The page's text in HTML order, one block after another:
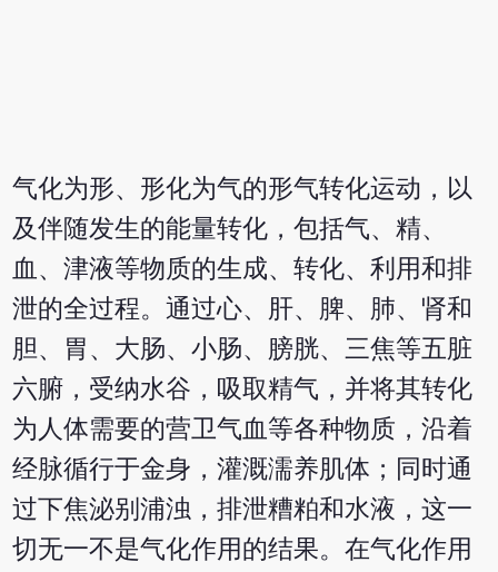
气化为形、形化为气的形气转化运动，以
及伴随发生的能量转化，包括气、精、
血、津液等物质的生成、转化、利用和排
泄的全过程。通过心、肝、脾、肺、肾和
胆、胃、大肠、小肠、膀胱、三焦等五脏
六腑，受纳水谷，吸取精气，并将其转化
为人体需要的营卫气血等各种物质，沿着
经脉循行于金身，灌溉濡养肌体；同时通
过下焦泌别浦浊，排泄糟粕和水液，这一
切无一不是气化作用的结果。在气化作用